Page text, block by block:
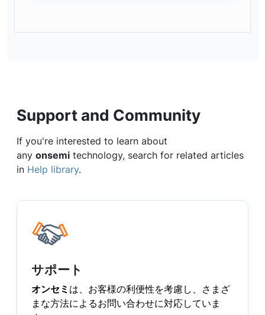
Support and Community
If you're interested to learn about
any onsemi technology, search for related articles
in Help library.
サポート
オンセミ は、お客様の利便性を考慮し、さまざ
まな方法によるお問い合わせに対応していま